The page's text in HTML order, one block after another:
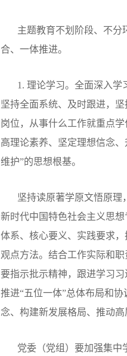
主题教育不划阶段、不分
合、一体推进。
1. 理论学习。全面深入学
坚持全面系统、及时跟进，
岗位，从事什么工作就重点
高理论素养、坚定理想信念
维护”的思想根基。
坚持读原著学原文悟原理
新时代中国特色社会主义思
体系、核心要义、实践要求
观点方法。结合工作实际和
要指示批示精神，跟进学习
推进“五位一体”总体布局和
念、构建新发展格局、推动高
党委（党组）要加强集中